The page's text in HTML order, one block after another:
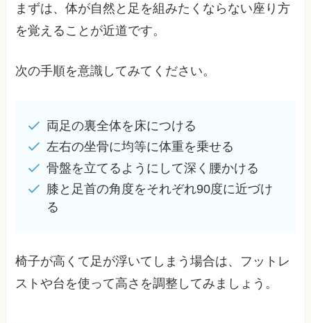
まずは、体が自然と足を組みたくならない座り方
を覚えることが近道です。
次の手順を意識してみてください。
両足の裏全体を床につける
左右の坐骨に均等に体重を乗せる
骨盤を立てるようにして深く腰かける
膝と足首の角度をそれぞれ90度に近づけ
る
椅子が高くて足が浮いてしまう場合は、フットレ
ストや台を使って高さを調整してみましょう。